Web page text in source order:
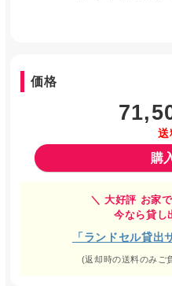
価格
送
購
＼ 大好評 お家
今なら貸し
「ランドセル貸出
(返却時の送料のみご